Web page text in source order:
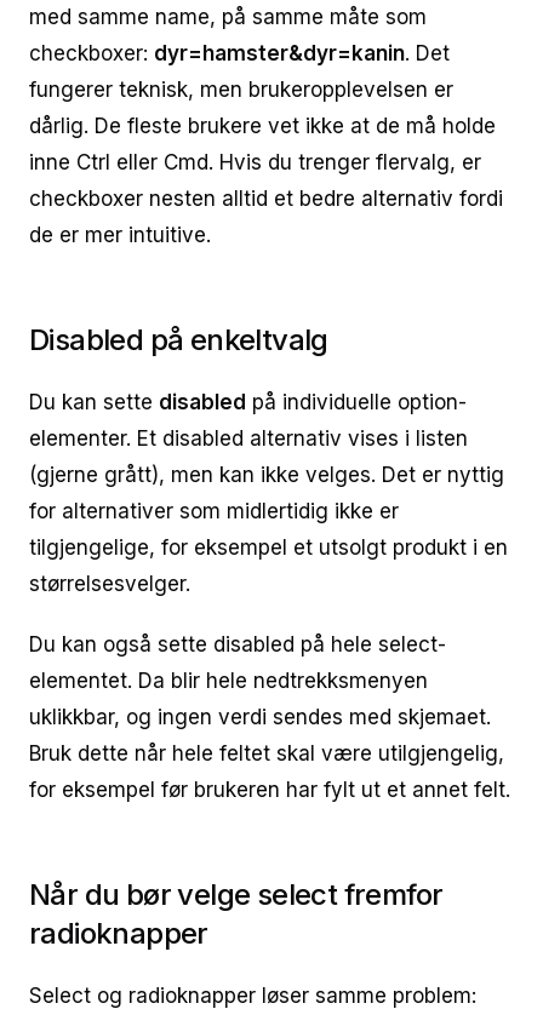
med samme name, på samme måte som
checkboxer: dyr=hamster&dyr=kanin. Det
fungerer teknisk, men brukeropplevelsen er
dårlig. De fleste brukere vet ikke at de må holde
inne Ctrl eller Cmd. Hvis du trenger flervalg, er
checkboxer nesten alltid et bedre alternativ fordi
de er mer intuitive.
Disabled på enkeltvalg
Du kan sette disabled på individuelle option-
elementer. Et disabled alternativ vises i listen
(gjerne grått), men kan ikke velges. Det er nyttig
for alternativer som midlertidig ikke er
tilgjengelige, for eksempel et utsolgt produkt i en
størrelsesvelger.
Du kan også sette disabled på hele select-
elementet. Da blir hele nedtrekksmenyen
uklikkbar, og ingen verdi sendes med skjemaet.
Bruk dette når hele feltet skal være utilgjengelig,
for eksempel før brukeren har fylt ut et annet felt.
Når du bør velge select fremfor
radioknapper
Select og radioknapper løser samme problem: